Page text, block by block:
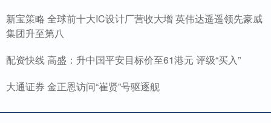
新宝策略 全球前十大IC设计厂营收大增 英伟达遥遥领先豪威
集团升至第八
配资快线 高盛：升中国平安目标价至61港元 评级“买入”
大通证券 金正恩访问“崔贤”号驱逐舰